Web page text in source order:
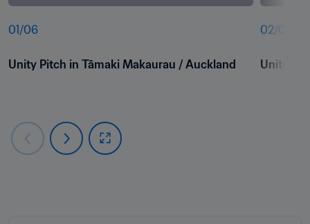
01 /06
Unity Pitch in Tāmaki Makaurau / Auckland
02/06
Unity